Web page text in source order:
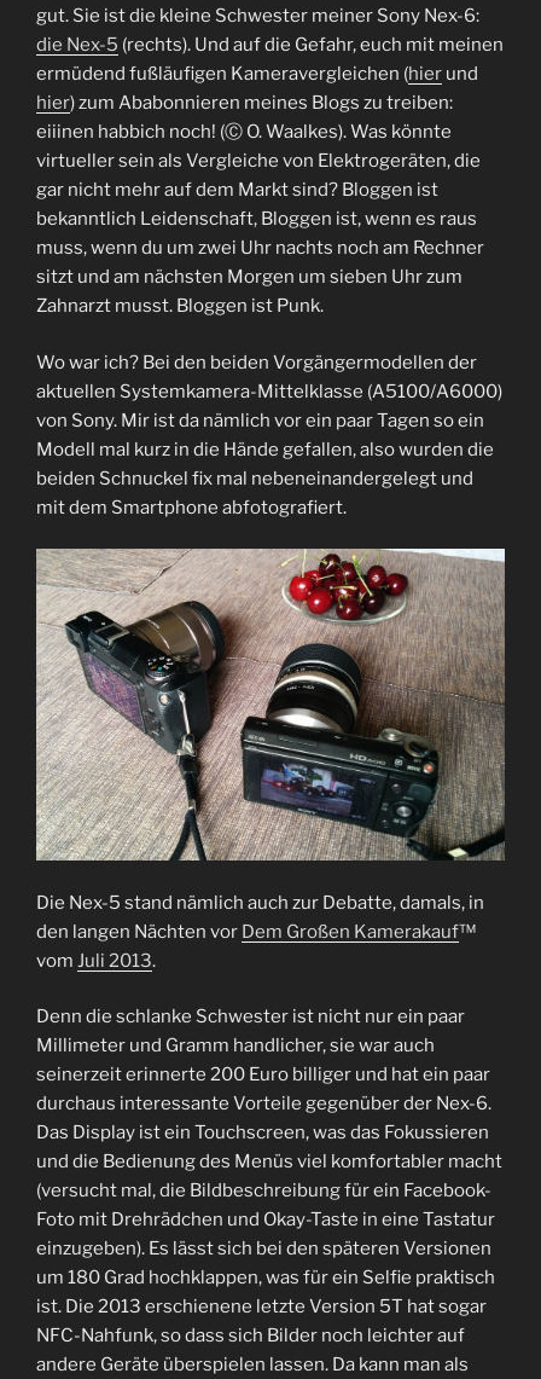
gut. Sie ist die kleine Schwester meiner Sony Nex-6:
die Nex-5 (rechts). Und auf die Gefahr, euch mit meinen
ermüdend fußläufigen Kameravergleichen (hier und
hier) zum Ababonnieren meines Blogs zu treiben:
eiiinen habbich noch! (Ⓒ O. Waalkes). Was könnte
virtueller sein als Vergleiche von Elektrogeräten, die
gar nicht mehr auf dem Markt sind? Bloggen ist
bekanntlich Leidenschaft, Bloggen ist, wenn es raus
muss, wenn du um zwei Uhr nachts noch am Rechner
sitzt und am nächsten Morgen um sieben Uhr zum
Zahnarzt musst. Bloggen ist Punk.
Wo war ich? Bei den beiden Vorgängermodellen der
aktuellen Systemkamera-Mittelklasse (A5100/A6000)
von Sony. Mir ist da nämlich vor ein paar Tagen so ein
Modell mal kurz in die Hände gefallen, also wurden die
beiden Schnuckel fix mal nebeneinandergelegt und
mit dem Smartphone abfotografiert.
Die Nex-5 stand nämlich auch zur Debatte, damals, in
den langen Nächten vor Dem Großen Kamerakauf™
vom Juli 2013.
Denn die schlanke Schwester ist nicht nur ein paar
Millimeter und Gramm handlicher, sie war auch
seinerzeit erinnerte 200 Euro billiger und hat ein paar
durchaus interessante Vorteile gegenüber der Nex-6.
Das Display ist ein Touchscreen, was das Fokussieren
und die Bedienung des Menüs viel komfortabler macht
(versucht mal, die Bildbeschreibung für ein Facebook-
Foto mit Drehrädchen und Okay-Taste in eine Tastatur
einzugeben). Es lässt sich bei den späteren Versionen
um 180 Grad hochklappen, was für ein Selfie praktisch
ist. Die 2013 erschienene letzte Version 5T hat sogar
NFC-Nahfunk, so dass sich Bilder noch leichter auf
andere Geräte überspielen lassen. Da kann man als